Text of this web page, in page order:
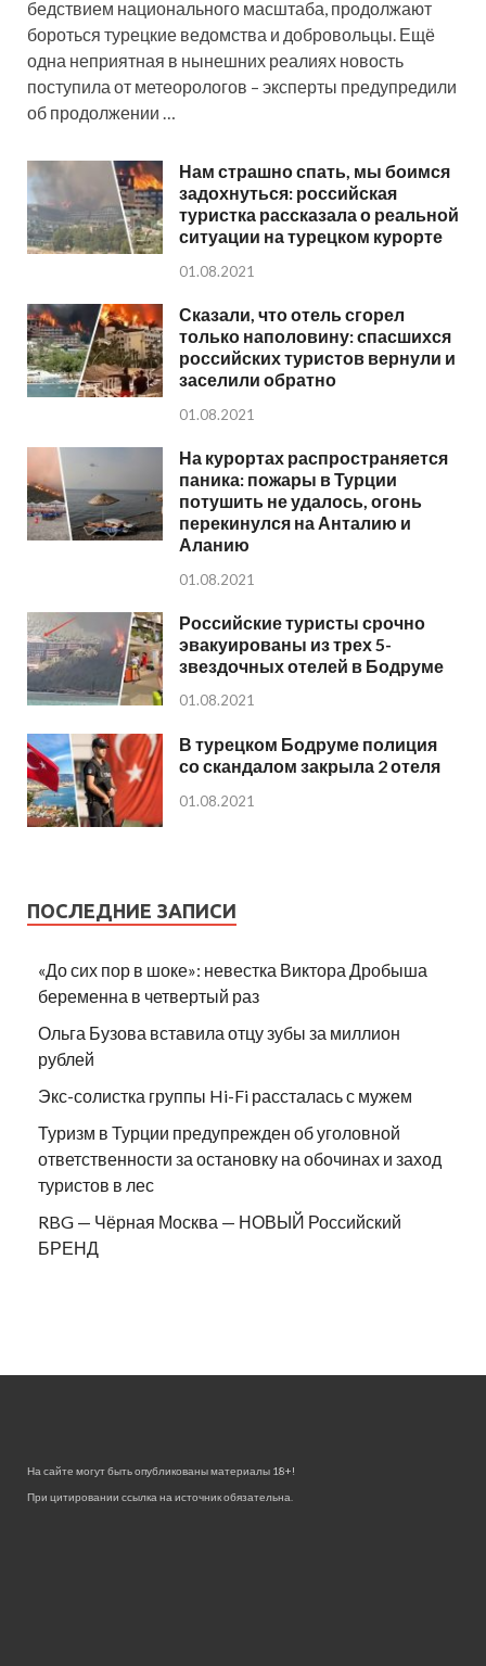
бедствием национального масштаба, продолжают
бороться турецкие ведомства и добровольцы. Ещё
одна неприятная в нынешних реалиях новость
поступила от метеорологов – эксперты предупредили
об продолжении …
Нам страшно спать, мы боимся
задохнуться: российская
туристка рассказала о реальной
ситуации на турецком курорте
01.08.2021
Сказали, что отель сгорел
только наполовину: спасшихся
российских туристов вернули и
заселили обратно
01.08.2021
На курортах распространяется
паника: пожары в Турции
потушить не удалось, огонь
перекинулся на Анталию и
Аланию
01.08.2021
Российские туристы срочно
эвакуированы из трех 5-
звездочных отелей в Бодруме
01.08.2021
В турецком Бодруме полиция
со скандалом закрыла 2 отеля
01.08.2021
ПОСЛЕДНИЕ ЗАПИСИ
«До сих пор в шоке»: невестка Виктора Дробыша
беременна в четвертый раз
Ольга Бузова вставила отцу зубы за миллион
рублей
Экс-солистка группы Hi-Fi рассталась с мужем
Туризм в Турции предупрежден об уголовной
ответственности за остановку на обочинах и заход
туристов в лес
RBG — Чёрная Москва — НОВЫЙ Российский
БРЕНД
На сайте могут быть опубликованы материалы 18+!
При цитировании ссылка на источник обязательна.